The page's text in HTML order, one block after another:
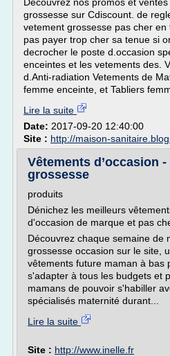
grossesse sur Cdiscount. de
vetement grossesse pas cher
pas payer trop cher sa tenue si
decrocher le poste d.occasion
enceintes et les vetements des.
d.Anti-radiation Vetements de
femme enceinte, et Tabliers
Lire la suite
Date: 2017-09-20 12:40:00
Site : http://maison-
Vêtements d’occasion
grossesse
produits
Dénichez les meilleurs
d'occasion de marque et pas
Découvrez chaque semaine de
grossesse occasion sur le site,
vêtements future maman à
s'adapter à tous les budgets et
mamans de pouvoir s'habiller
spécialisés maternité durant...
Lire la suite
Site : http://www.inelle.fr